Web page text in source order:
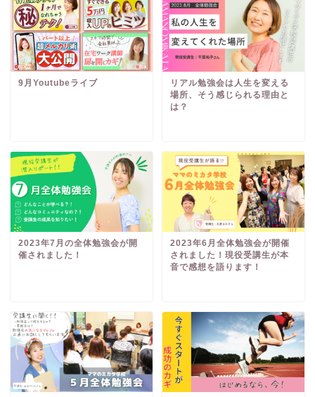
9月Youtubeライブ
リアル勉強会は人生を変える
場所、そう感じられる理由と
は？
2023年7月の全体勉強会が開
催されました！
2023年6月全体勉強会が開催
されました！現役受講生が本
音で感想を語ります！